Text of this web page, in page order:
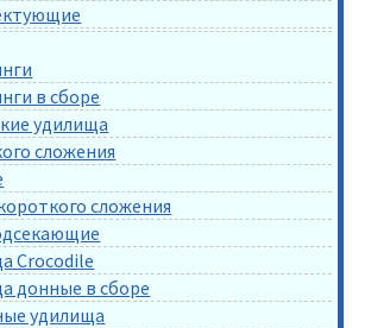
в сборе
удилища
сложения
сложения
Crocodile
донные в сборе
удилища